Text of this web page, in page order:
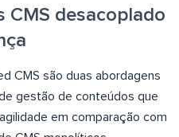
CMS desacoplado
CMS são duas abordagens
gestão de conteúdos que
em comparação com